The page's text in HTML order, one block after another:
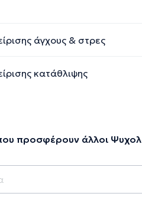
άγχους & στρες
κατάθλιψης
προσφέρουν άλλοι